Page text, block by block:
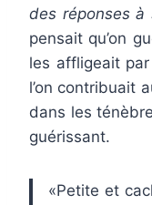
des réponses à
pensait qu’on
les affligeait
l’on contribuait
dans les
guérissant.
«Petite et